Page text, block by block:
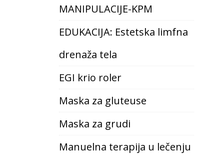
MANIPULACIJE-KPM
EDUKACIJA: Estetska limfna
drenaža tela
EGI krio roler
Maska za gluteuse
Maska za grudi
Manuelna terapija u lečenju